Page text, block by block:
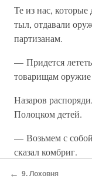
Те из нас,
тыл, отдавали
партизанам.
— Придется
товарищам
Назаров
Полоцком детей.
— Возьмем с
сказал комбриг.
В каждую машину
← 9. Лоховня